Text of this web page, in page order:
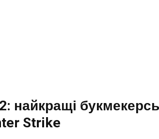
найкращі
Strike